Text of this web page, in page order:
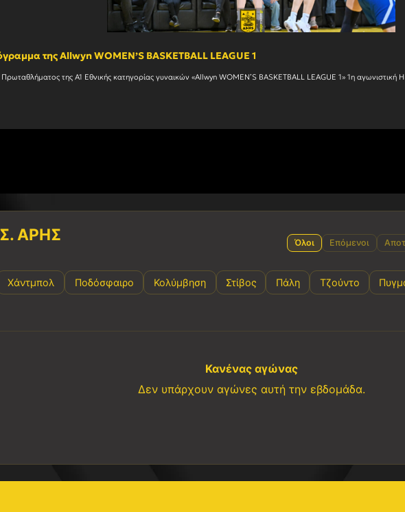
της Allwyn WOMEN’S BASKETBALL LEAGUE 1
ΑΡΗΣ Όλοι Επόμενοι
Χάντμπολ Ποδόσφαιρο Κολύμβηση Στίβος Πάλη Τζούντο
Κανένας αγώνας
Δεν υπάρχουν αγώνες αυτή την εβδομάδα.